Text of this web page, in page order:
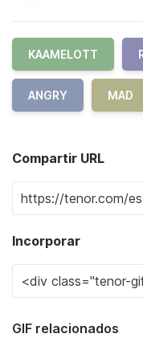
KAAMELOTT
ANGRY MAD
Compartir URL
Incorporar
GIF relacionados